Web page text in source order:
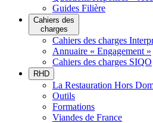
Guides Filière
Cahiers des
charges
Cahiers des charges
Annuaire « Engagement »
Cahiers des charges SIQO
RHD
La Restauration Hors
Outils
Formations
Viandes de France